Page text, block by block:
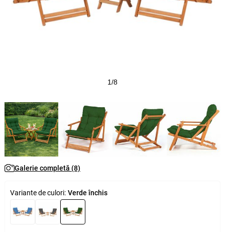
1/8
Galerie completă (8)
Variante de culori: Verde închis